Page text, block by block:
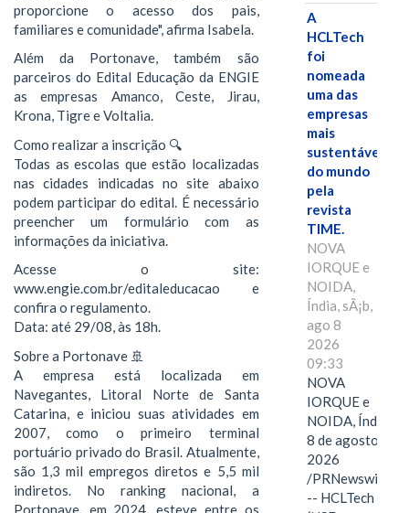
proporcione o acesso dos pais,
familiares e comunidade", afirma Isabela.
Além da Portonave, também são
parceiros do Edital Educação da ENGIE
as empresas Amanco, Ceste, Jirau,
Krona, Tigre e Voltalia.
Como realizar a inscrição 🔍
Todas as escolas que estão localizadas
nas cidades indicadas no site abaixo
podem participar do edital. É necessário
preencher um formulário com as
informações da iniciativa.
Acesse o site:
www.engie.com.br/editaleducacao e
confira o regulamento.
Data: até 29/08, às 18h.
Sobre a Portonave 🚢
A empresa está localizada em
Navegantes, Litoral Norte de Santa
Catarina, e iniciou suas atividades em
2007, como o primeiro terminal
portuário privado do Brasil. Atualmente,
são 1,3 mil empregos diretos e 5,5 mil
indiretos. No ranking nacional, a
Portonave, em 2024, esteve entre os
A
HCLTech
foi
nomeada
uma das
empresas
mais
sustentáveis
do mundo
pela
revista
TIME.
NOVA
IORQUE e
NOIDA,
Índia, sÃ¡b,
ago 8
2026
09:33
NOVA
IORQUE e
NOIDA, Índia,
8 de agosto de
2026
/PRNewswire/
-- HCLTech